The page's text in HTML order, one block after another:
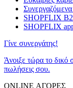
SHOPFLIX
SHOPFLIX
Γίνε συνεργάτης!
Άνοιξε τώρα το
πωλήσεις σου.
ONLINE ΑΓΟΡΕΣ